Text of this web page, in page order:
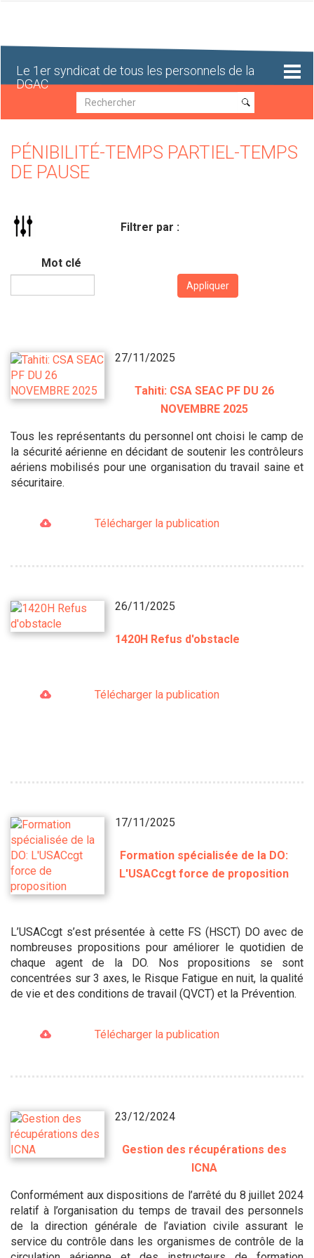
Le 1er syndicat de tous les personnels de la
DGAC
Recherche
Recherche
PÉNIBILITÉ-TEMPS PARTIEL-TEMPS
DE PAUSE
Filtrer par :
Mot clé
Appliquer
27/11/2025
Tahiti: CSA SEAC PF DU 26
NOVEMBRE 2025
Tous les représentants du personnel ont choisi le camp de
la sécurité aérienne en décidant de soutenir les contrôleurs
aériens mobilisés pour une organisation du travail saine et
sécuritaire.
Télécharger la publication
26/11/2025
1420H Refus d'obstacle
Télécharger la publication
17/11/2025
Formation spécialisée de la DO:
L'USACcgt force de proposition
L’USACcgt s’est présentée à cette FS (HSCT) DO avec de
nombreuses propositions pour améliorer le quotidien de
chaque agent de la DO. Nos propositions se sont
concentrées sur 3 axes, le Risque Fatigue en nuit, la qualité
de vie et des conditions de travail (QVCT) et la Prévention.
Télécharger la publication
23/12/2024
Gestion des récupérations des
ICNA
Conformément aux dispositions de l’arrêté du 8 juillet 2024
relatif à l’organisation du temps de travail des personnels
de la direction générale de l’aviation civile assurant le
service du contrôle dans les organismes de contrôle de la